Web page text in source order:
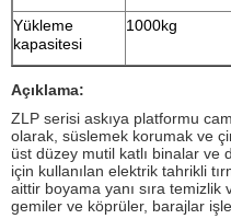
Yükleme
kapasitesi
1000kg
Açıklama:
ZLP serisi askıya platformu
olarak, süslemek korumak ve
üst düzey mutil katlı binalar ve
için kullanılan elektrik tahrikli
aittir boyama yanı sıra temizlik
gemiler ve köprüler, barajlar